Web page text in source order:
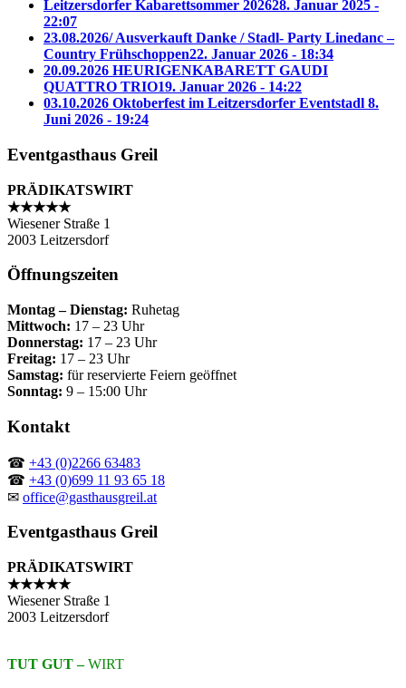
Leitzersdorfer Kabarettsommer 202628. Januar 2025 -
22:07
23.08.2026/ Ausverkauft Danke / Stadl- Party Linedanc –
Country Frühschoppen22. Januar 2026 - 18:34
20.09.2026 HEURIGENKABARETT GAUDI
QUATTRO TRIO19. Januar 2026 - 14:22
03.10.2026 Oktoberfest im Leitzersdorfer Eventstadl 8.
Juni 2026 - 19:24
Eventgasthaus Greil
PRÄDIKATSWIRT
★★★★★
Wiesener Straße 1
2003 Leitzersdorf
Öffnungszeiten
Montag – Dienstag: Ruhetag
Mittwoch: 17 – 23 Uhr
Donnerstag: 17 – 23 Uhr
Freitag: 17 – 23 Uhr
Samstag: für reservierte Feiern geöffnet
Sonntag: 9 – 15:00 Uhr
Kontakt
☎ +43 (0)2266 63483
☎ +43 (0)699 11 93 65 18
✉ office@gasthausgreil.at
Eventgasthaus Greil
PRÄDIKATSWIRT
★★★★★
Wiesener Straße 1
2003 Leitzersdorf
TUT GUT –WIRT